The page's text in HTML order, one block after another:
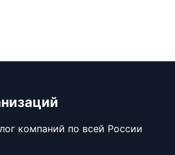
компаний по всей России